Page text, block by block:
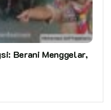
Berani Menggelar,